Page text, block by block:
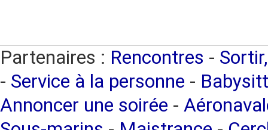
Partenaires : Rencontres -
- Service à la personne -
Annoncer une soirée -